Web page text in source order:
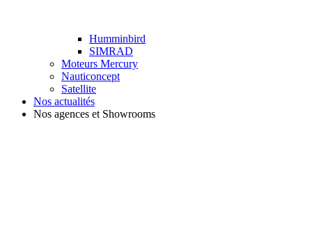
Humminbird
SIMRAD
Moteurs Mercury
Nauticoncept
Satellite
Nos actualités
Nos agences et Showrooms